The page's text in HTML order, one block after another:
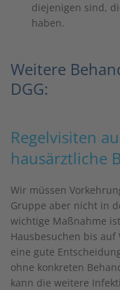
diejenigen sind,
haben.
Weitere
DGG:
Regelvisiten
hausärztliche
Wir müssen
Gruppe aber nicht in
wichtige Maßnahme
Hausbesuchen bis auf
eine gute
ohne konkreten
kann die weitere